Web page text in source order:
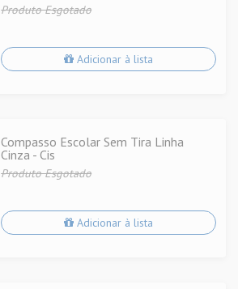
Produto Esgotado
Adicionar à lista
Compasso Escolar Sem Tira Linha
Cinza - Cis
Produto Esgotado
Adicionar à lista